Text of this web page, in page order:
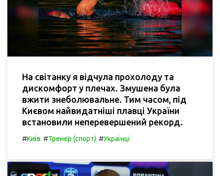
На світанку я відчула прохолоду та
дискомфорт у плечах. Змушена була
вжити знеболювальне. Тим часом, під
Києвом найвидатніші плавці України
встановили неперевершений рекорд.
#Київ #Тренер (спорт) #Українці